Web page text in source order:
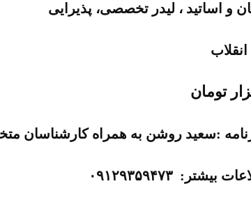
و اساتید ، لیدر تخصصی، پذیرایی
:سعید روشن به همراه کارشناسان
۰۹۱۲۹۳۵۹۴۷۳